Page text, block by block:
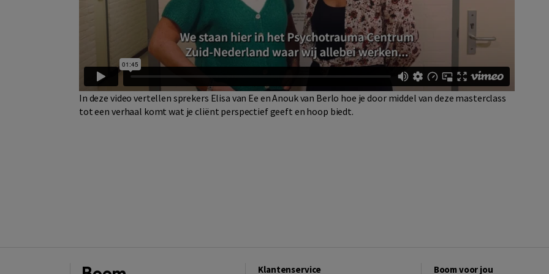
In deze video vertellen sprekers Elisa van Ee en Anouk van Berlo hoe je door middel van deze masterclass
tot een verhaal komt wat je cliënt perspectief geeft en hoop biedt.
Klantenservice Boom voor jou